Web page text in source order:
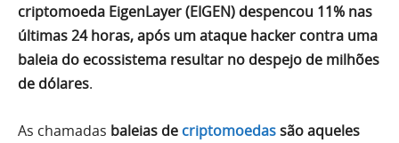
criptomoeda EigenLayer (EIGEN) despencou 11% nas
últimas 24 horas, após um ataque hacker contra uma
baleia do ecossistema resultar no despejo de milhões
de dólares.
As chamadas baleias de criptomoedassão aqueles